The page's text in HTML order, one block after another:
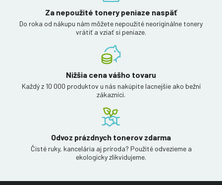
Za nepoužité tonery peniaze naspäť
Do roka od nákupu nám môžete nepoužité neoriginálne tonery
vrátiť a vziať si peniaze.
Nižšia cena vášho tovaru
Každý z 10 000 produktov u nás nakúpite lacnejšie ako bežní
zákazníci.
Odvoz prázdnych tonerov zdarma
Čisté ruky, kancelária aj príroda? Použité odvezieme a
ekologicky zlikvidujeme.